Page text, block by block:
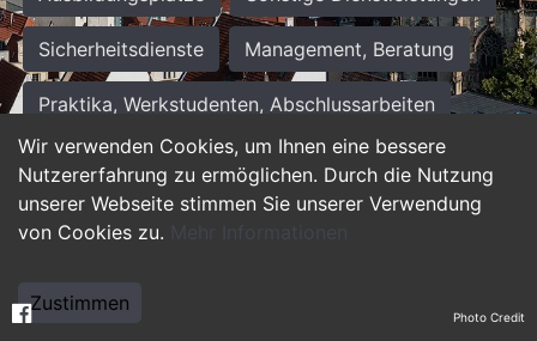
Wir verwenden Cookies, um Ihnen eine bessere
Nutzererfahrung zu ermöglichen. Durch die Nutzung
unserer Webseite stimmen Sie unserer Verwendung
von Cookies zu. Mehr Informationen
Zustimmen
Sicherheitsdienste Management, Beratung
Praktika, Werkstudenten, Abschlussarbeiten
Personalwesen Assistenz, Sekretariat
Hilfskräfte, Aushilfs- und Nebenjobs
Weiterbildung, Studium, duale Ausbildung Photo Credit